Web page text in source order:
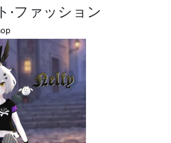
·ファッション